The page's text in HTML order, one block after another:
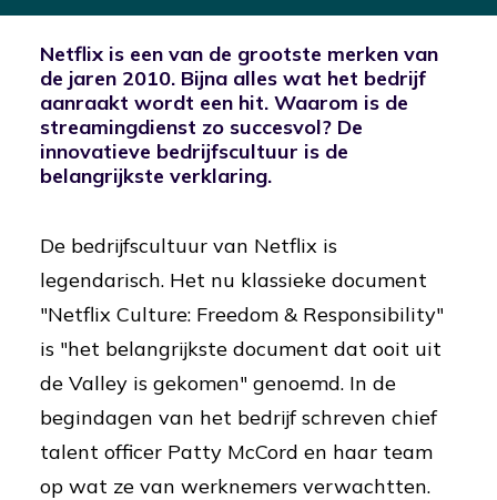
Netflix is een van de grootste merken van
de jaren 2010. Bijna alles wat het bedrijf
aanraakt wordt een hit. Waarom is de
streamingdienst zo succesvol? De
innovatieve bedrijfscultuur is de
belangrijkste verklaring.
De bedrijfscultuur van Netflix is
legendarisch. Het nu klassieke document
"Netflix Culture: Freedom & Responsibility"
is "het belangrijkste document dat ooit uit
de Valley is gekomen" genoemd. In de
begindagen van het bedrijf schreven chief
talent officer Patty McCord en haar team
op wat ze van werknemers verwachtten.